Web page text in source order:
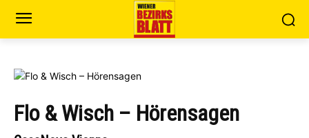
Flo & Wisch – Hörensagen